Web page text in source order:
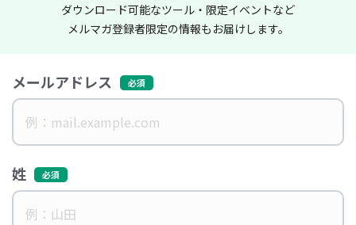
ダウンロード可能なツール・限定イベントなど
メルマガ登録者限定の情報もお届けします。
メールアドレス
姓